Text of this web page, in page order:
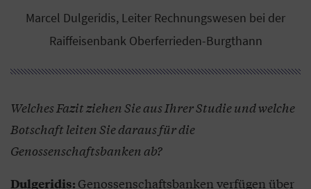
Marcel Dulgeridis, Leiter Rechnungswesen bei der
Raiffeisenbank Oberferrieden-Burgthann
Welches Fazit ziehen Sie aus Ihrer Studie und welche
Botschaft leiten Sie daraus für die
Genossenschaftsbanken ab?
Dulgeridis: Genossenschaftsbanken verfügen über